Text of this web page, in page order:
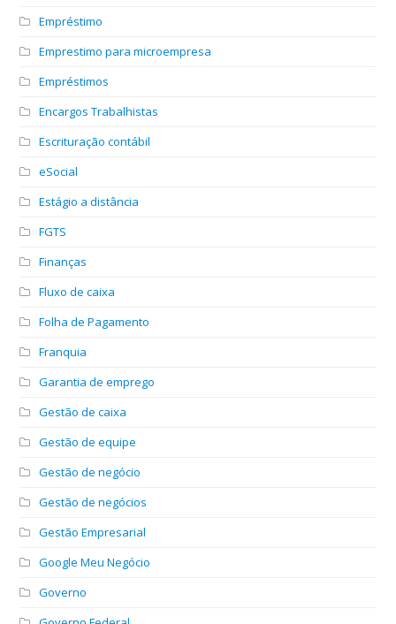
Empréstimo
Emprestimo para microempresa
Empréstimos
Encargos Trabalhistas
Escrituração contábil
eSocial
Estágio a distância
FGTS
Finanças
Fluxo de caixa
Folha de Pagamento
Franquia
Garantia de emprego
Gestão de caixa
Gestão de equipe
Gestão de negócio
Gestão de negócios
Gestão Empresarial
Google Meu Negócio
Governo